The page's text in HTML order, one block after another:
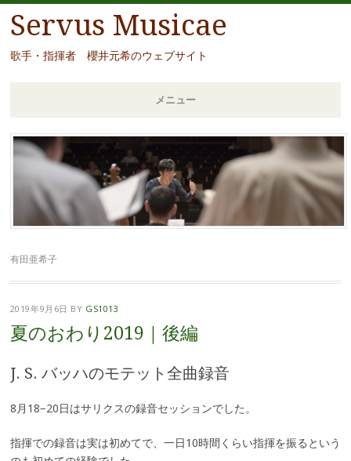
Servus Musicae
歌手・指揮者 櫻井元希のウェブサイト
メニュー
コ
ン
テ
移
有田亜希子
2019年9月6日 BY GS1013
夏のおわり2019｜後編
J. S. バッハのモテット全曲録音
8月18−20日はサリクスの録音セッションでした。
指揮での録音は実は初めてで、一日10時間くらい指揮を振るという